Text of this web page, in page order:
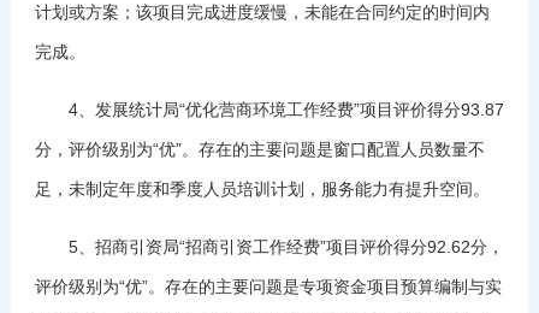
计划或方案；该项目完成进度缓慢，未能在合同约定的时间内
完成。
4、发展统计局“优化营商环境工作经费”项目评价得分93.87
分，评价级别为“优”。存在的主要问题是窗口配置人员数量不
足，未制定年度和季度人员培训计划，服务能力有提升空间。
5、招商引资局“招商引资工作经费”项目评价得分92.62分，
评价级别为“优”。存在的主要问题是专项资金项目预算编制与实